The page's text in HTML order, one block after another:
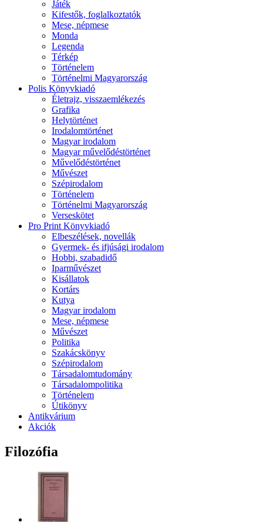
Játék
Kifestők, foglalkoztatók
Mese, népmese
Monda
Legenda
Térkép
Történelem
Történelmi Magyarország
Polis Könyvkiadó
Életrajz, visszaemlékezés
Grafika
Helytörténet
Irodalomtörténet
Magyar irodalom
Magyar művelődéstörténet
Művelődéstörténet
Művészet
Szépirodalom
Történelem
Történelmi Magyarország
Verseskötet
Pro Print Könyvkiadó
Elbeszélések, novellák
Gyermek- és ifjúsági irodalom
Hobbi, szabadidő
Iparművészet
Kisállatok
Kortárs
Kutya
Magyar irodalom
Mese, népmese
Művészet
Politika
Szakácskönyv
Szépirodalom
Társadalomtudomány
Társadalompolitika
Történelem
Útikönyv
Antikvárium
Akciók
Filozófia